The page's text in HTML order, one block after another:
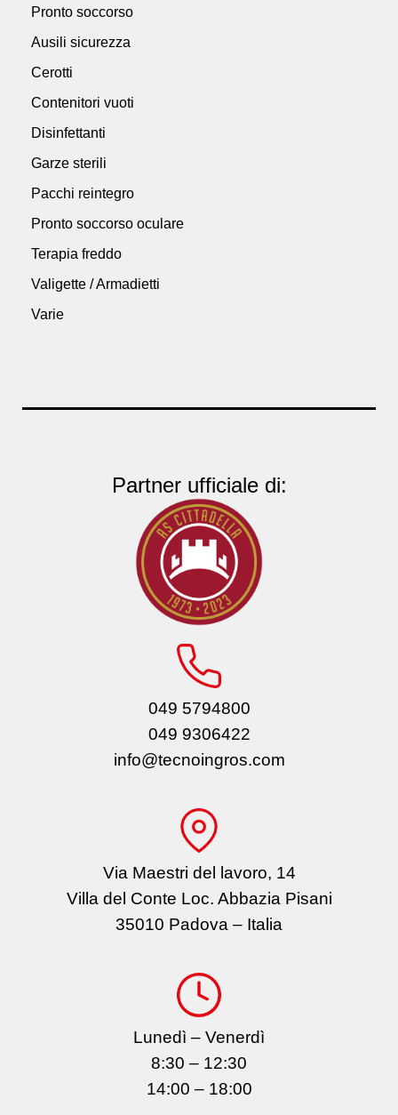
Pronto soccorso
Ausili sicurezza
Cerotti
Contenitori vuoti
Disinfettanti
Garze sterili
Pacchi reintegro
Pronto soccorso oculare
Terapia freddo
Valigette / Armadietti
Varie
Partner ufficiale di:
049 5794800
049 9306422
info@tecnoingros.com
Via Maestri del lavoro, 14
Villa del Conte Loc. Abbazia Pisani
35010 Padova – Italia
Lunedì – Venerdì
8:30 – 12:30
14:00 – 18:00